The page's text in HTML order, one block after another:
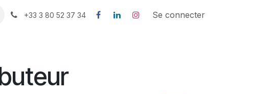
Rendez-vous Contactez-nous l'histoire de SNJB
+33 3 80 52 37 34 Se connecter